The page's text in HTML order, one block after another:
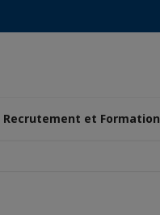
Recrutement et Formation